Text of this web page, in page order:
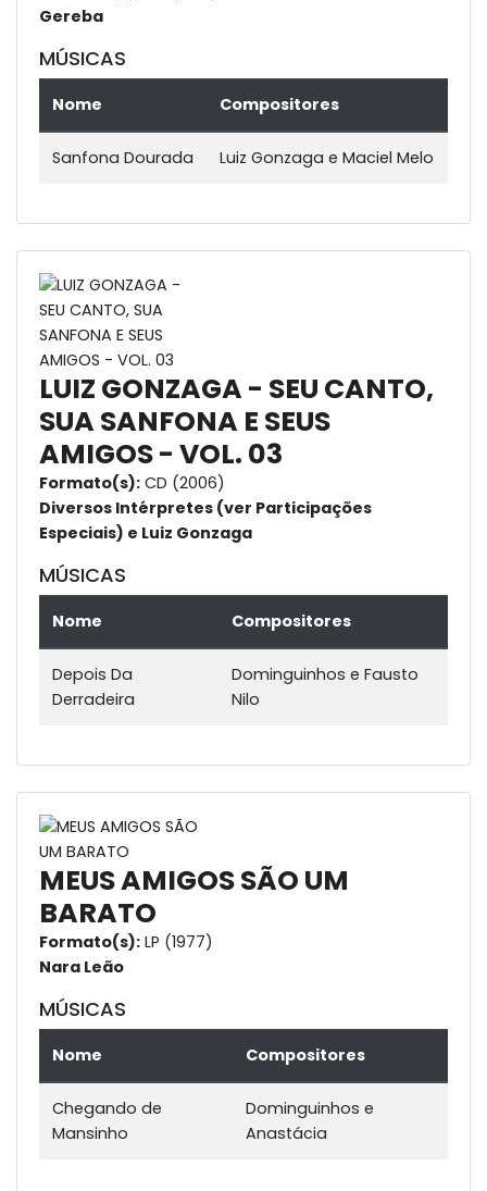
Gereba
MÚSICAS
Nome Compositores
Sanfona Dourada Luiz Gonzaga e Maciel Melo
LUIZ GONZAGA - SEU CANTO,
SUA SANFONA E SEUS
AMIGOS - VOL. 03
Formato(s): CD (2006)
Diversos Intérpretes (ver Participações
Especiais) e Luiz Gonzaga
MÚSICAS
Nome Compositores
Depois Da
Derradeira
Dominguinhos e Fausto
Nilo
MEUS AMIGOS SÃO UM
BARATO
Formato(s): LP (1977)
Nara Leão
MÚSICAS
Nome Compositores
Chegando de
Mansinho
Dominguinhos e
Anastácia